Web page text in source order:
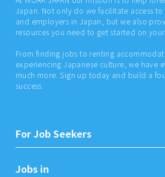
Japan. Not only do we facilitate access
and employers in Japan, but we also
resources you need to get started on your
From finding jobs to renting
experiencing Japanese culture, we have
much more. Sign up today and build a
success.
For Job Seekers
Jobs in